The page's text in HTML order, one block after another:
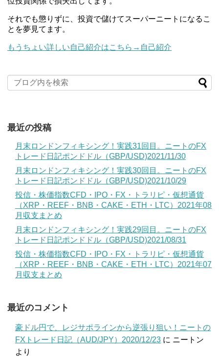
それでも懲りずに、投資で儲けてスーパーニートになるこ
とを夢見てます。
もうちょい詳しい自己紹介はこちら→自己紹介
最近の投稿
月末ロンドンフィキシング！実践31回目。ニートのFX
トレード日記ポンドドル（GBP/USD)2021/11/30
月末ロンドンフィキシング！実践30回目。ニートのFX
トレード日記ポンドドル（GBP/USD)2021/10/29
投信・株価指数CFD・IPO・FX・トラリピ・仮想通貨
（XRP・REEF・BNB・CAKE・ETH・LTC）2021年08
月収支まとめ
月末ロンドンフィキシング！実践29回目。ニートのFX
トレード日記ポンドドル（GBP/USD)2021/08/31
投信・株価指数CFD・IPO・FX・トラリピ・仮想通貨
（XRP・REEF・BNB・CAKE・ETH・LTC）2021年07
月収支まとめ
最近のコメント
豪ドル円で、レジサポラインから逆張り狙い！ニートの
FXトレード日記（AUD/JPY）2020/12/23 に ニートン
より